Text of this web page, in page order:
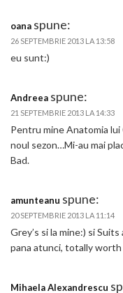
oana spune:
26 SEPTEMBRIE 2013 LA 13:58
eu sunt:)
Andreea spune:
21 SEPTEMBRIE 2013 LA 14:33
Pentru mine Anatomia
noul sezon…Mi-au mai
Bad.
amunteanu spune:
20 SEPTEMBRIE 2013 LA 11:14
Grey’s si la mine:) si
pana atunci, totally
Mihaela Alexandrescu